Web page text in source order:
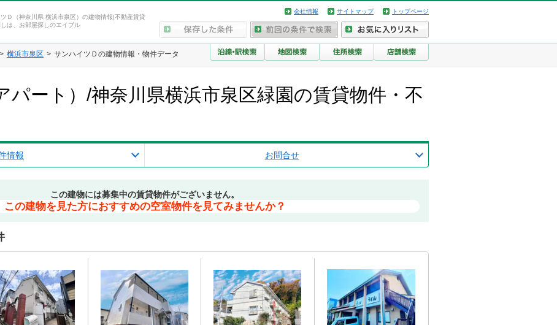
Ｄ（神奈川県 横浜市泉区）の建物情報|不動産賃貸
は、お部屋探しのエイブル
会社情報 サイトマップ トップページ
横浜市泉区 サンハイツＤの建物情報・物件データ
パート）/神奈川県横浜市泉区緑園の賃貸物件・不
情報 お問合せ
この建物には募集中の賃貸物件がございません。
この建物を見た方におすすめの空室物件を見てみませんか？